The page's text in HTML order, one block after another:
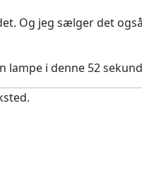
Og jeg sælger det
lampe i denne 52